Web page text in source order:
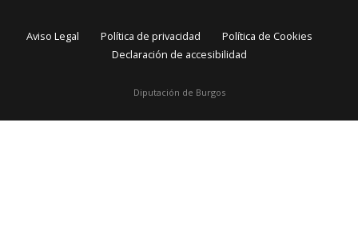
Diputación de Burgos
Aviso Legal Política de privacidad
Política de Cookies
Declaración de accesibilidad